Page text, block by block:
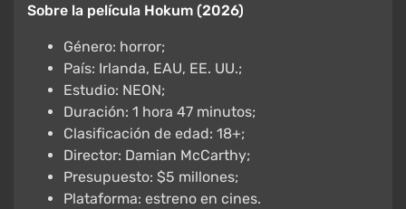
Sobre la película Hokum (2026)
Género: horror;
País: Irlanda, EAU, EE. UU.;
Estudio: NEON;
Duración: 1 hora 47 minutos;
Clasificación de edad: 18+;
Director: Damian McCarthy;
Presupuesto: $5 millones;
Plataforma: estreno en cines.